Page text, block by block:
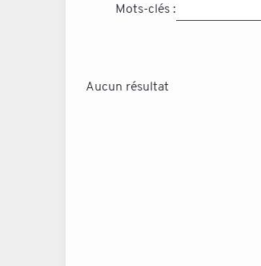
Mots-clés :
Aucun résultat